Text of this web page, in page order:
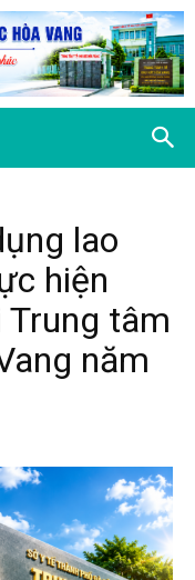
lao
hiện
Trung tâm
năm